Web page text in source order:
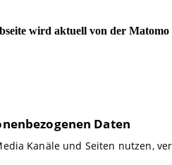
Daten
Kanäle und Seiten nutzen,